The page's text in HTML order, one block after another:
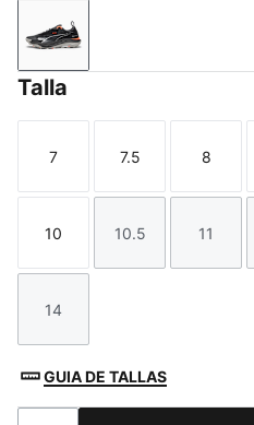
PUMA Black-Neon Sun
Talla
Talla
7
Talla
7.5
Talla
8
Talla
10
Talla
10.5
Talla
11
Talla
14
GUIA DE TALLAS